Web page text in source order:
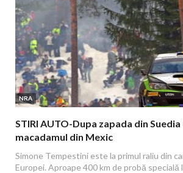
NRA
STIRI AUTO-Dupa zapada din
macadamul din Mexic
Simone Tempestini este la primul raliu din
Europei. Aproape 400 km de probă specială